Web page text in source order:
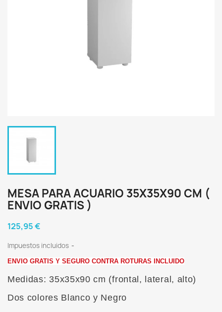
MESA PARA ACUARIO 35X35X90 CM (
ENVIO GRATIS )
125,95 €
Impuestos incluidos
ENVIO GRATIS Y SEGURO CONTRA ROTURAS INCLUIDO
Medidas: 35x35x90 cm (frontal, lateral, alto)
Dos colores Blanco y Negro